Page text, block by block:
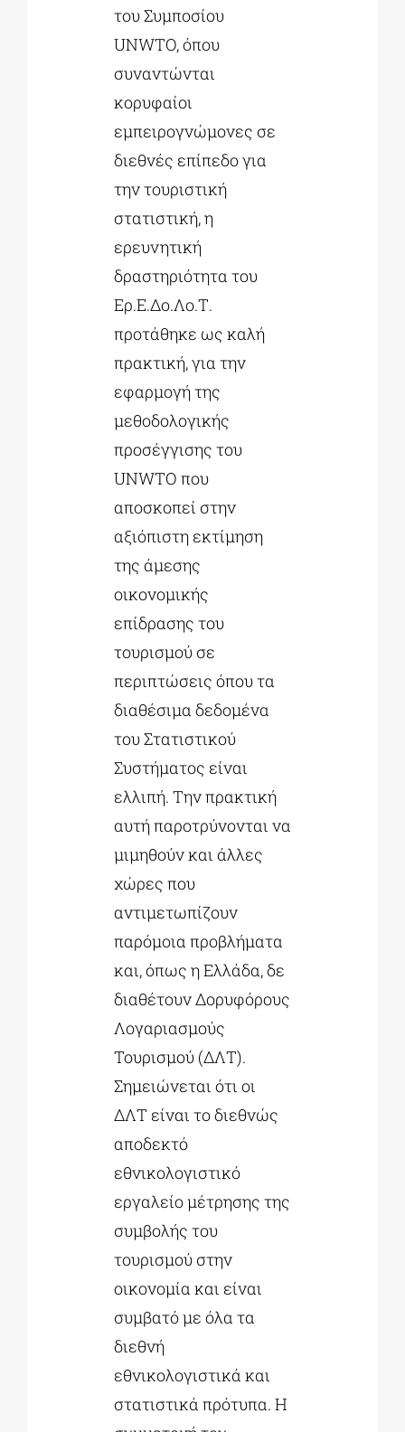
του Συμποσίου
UNWTO, όπου
συναντώνται
κορυφαίοι
εμπειρογνώμονες σε
διεθνές επίπεδο για
την τουριστική
στατιστική, η
ερευνητική
δραστηριότητα του
Ερ.Ε.Δο.Λο.Τ.
προτάθηκε ως καλή
πρακτική,για την
εφαρμογή της
μεθοδολογικής
προσέγγισης του
UNWTO που
αποσκοπεί στην
αξιόπιστη εκτίμηση
της άμεσης
οικονομικής
επίδρασης του
τουρισμού σε
περιπτώσεις όπου τα
διαθέσιμα δεδομένα
του Στατιστικού
Συστήματος είναι
ελλιπή. Την πρακτική
αυτή παροτρύνονται να
μιμηθούν και άλλες
χώρες που
αντιμετωπίζουν
παρόμοια προβλήματα
και, όπως η Ελλάδα, δε
διαθέτουν Δορυφόρους
Λογαριασμούς
Τουρισμού (ΔΛΤ).
Σημειώνεται ότι οι
ΔΛΤ είναι το διεθνώς
αποδεκτό
εθνικολογιστικό
εργαλείο μέτρησης της
συμβολής του
τουρισμού στην
οικονομία και είναι
συμβατό με όλα τα
διεθνή
εθνικολογιστικά και
στατιστικά πρότυπα. Η